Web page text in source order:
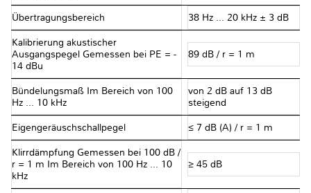
Übertragungsbereich 38 Hz ... 20 kHz ± 3 dB
Kalibrierung akustischer
Ausgangspegel Gemessen bei PE = -
14 dBu
89 dB / r = 1 m
Bündelungsmaß Im Bereich von 100
Hz ... 10 kHz
von 2 dB auf 13 dB
steigend
Eigengeräuschschallpegel ≤ 7 dB (A) / r = 1 m
Klirrdämpfung Gemessen bei 100 dB /
r = 1 m Im Bereich von 100 Hz ... 10
kHz
≥ 45 dB